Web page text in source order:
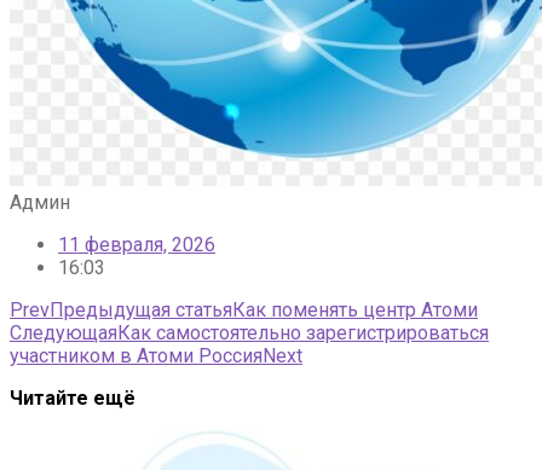
Админ
11 февраля, 2026
16:03
PrevПредыдущая статьяКак поменять центр Атоми
СледующаяКак самостоятельно зарегистрироваться
участником в Атоми РоссияNext
Читайте ещё